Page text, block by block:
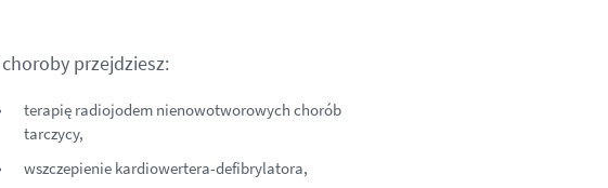
przejdziesz:
terapię radiojodem nienowotworowych chorób
tarczycy,
wszczepienie kardiowertera-defibrylatora,